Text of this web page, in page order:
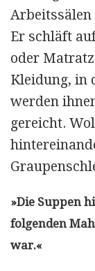
Arbeitssälen
Er schläft
oder
Kleidung, in
werden
gereicht.
»Die Suppen
folgenden
war.«